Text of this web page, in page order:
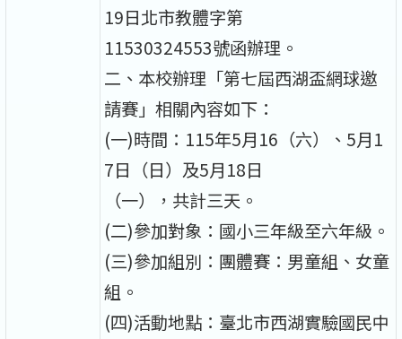
19日北市教體字第
11530324553號函辦理。
二、本校辦理「第七屆西湖盃網球邀
請賽」相關內容如下：
(一)時間：115年5月16（六）、5月1
7日（日）及5月18日
（一），共計三天。
(二)參加對象：國小三年級至六年級。
(三)參加組別：團體賽：男童組、女童
組。
(四)活動地點：臺北市西湖實驗國民中